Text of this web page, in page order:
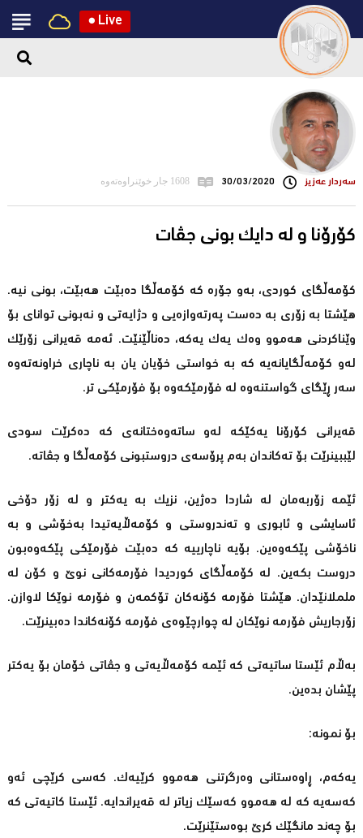
● Live
سه‌ردار عه‌زیز 30/03/2020 1608 جار خوێنراوەتەوە
کۆرۆنا و لە دایک بونی جڤات
کۆمەڵگای کوردی، بەو جۆرە کە کۆمەڵگا دەبێت هەبێت، بونی نیە.
هێشتا بە زۆری بە دەست پەرتەوازەیی و دژایەتی و نەبونی توانای بۆ
وێناکردنی هەموو وەک یەک یەکە، دەناڵێنێت. ئەمە قەیرانی زۆرێک
لەو کۆمەڵگایانەیە کە بە خواستی خۆیان یان بە ناچاری خراونەتەوە
سەر ڕێگای گواستنەوە لە فۆرمێکەوە بۆ فۆرمێکی تر.
قەیرانی کۆرۆنا یەکێکە لەو ساتەوەختانەی کە دەکرێت سودی
لێببینرێت بۆ تەکاندان بەم پرۆسەی دروستبونی کۆمەڵگا و جڤاتە.
ئێمە زۆربەمان لە شاردا دەژین، نزیک بە یەکتر و لە زۆر دۆخی
ئاسایشی و ئابوری و تەندروستی و کۆمەڵایەتیدا بەخۆشی و بە
ناخۆشی پێکەوەین. بۆیە ناچارییە کە دەبێت فۆرمێکی پێکەوەبون
دروست بکەین. لە کۆمەڵگای کوردیدا فۆرمەکانی نوێ و کۆن لە
ململانێدان. هێشتا فۆرمە کۆنەکان تۆکمەن و فۆرمە نوێکا لاوازن.
زۆرجاریش فۆرمە نوێکان لە چوارچێوەی فۆرمە کۆنەکاندا دەبینرێت.
بەڵام ئێستا ساتیەتی کە ئێمە کۆمەڵایەتی و جڤاتی خۆمان بۆ یەکتر
پێشان بدەین.
بۆ نمونە:
یەکەم، ڕاوەستانی وەرگرتنی هەموو کرێیەک. کەسی کرێچی ئەو
کەسەیە کە لە هەموو کەسێک زیاتر لە قەیراندایە. ئێستا کاتیەتی کە
بۆ چەند مانگێک کرێ بوەستێنرێت.